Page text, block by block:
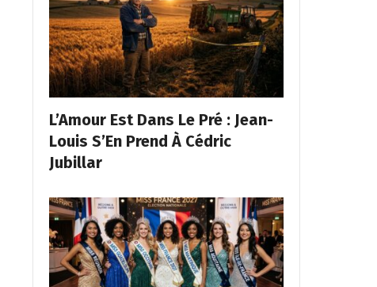
L’Amour Est Dans Le Pré : Jean-
Louis S’En Prend À Cédric
Jubillar